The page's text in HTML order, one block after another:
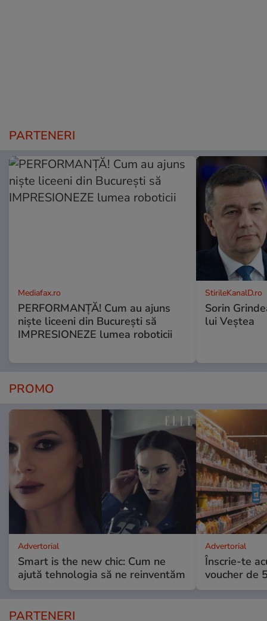
PARTENERI
Mediafax.ro
PERFORMANȚĂ! Cum au ajuns
niște liceeni din București să
IMPRESIONEZE lumea roboticii
StirileKanalD.ro
Sorin
lui Veștea
PROMO
Advertorial
Smart is the new chic: Cum ne
ajută tehnologia să ne reinventăm
Advertorial
Înscrie-te
voucher de
PARTENERI